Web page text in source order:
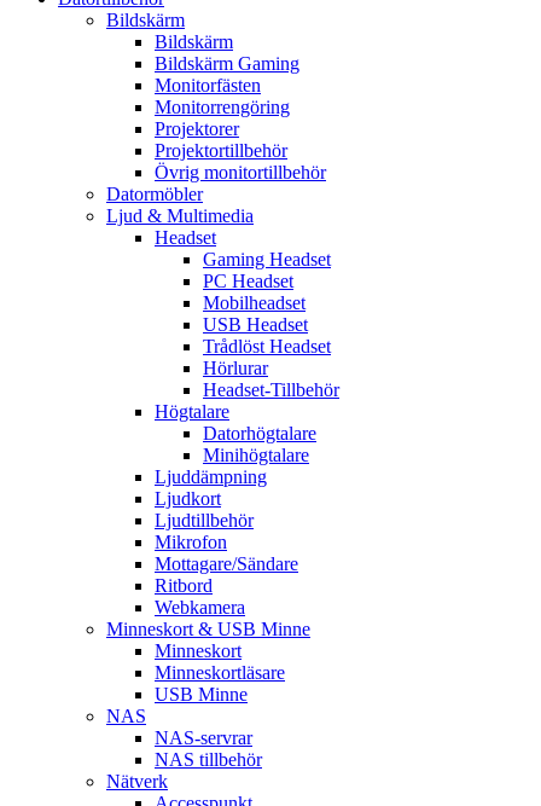
Bildskärm
Bildskärm
Bildskärm Gaming
Monitorfästen
Monitorrengöring
Projektorer
Projektortillbehör
Övrig monitortillbehör
Datormöbler
Ljud & Multimedia
Headset
Gaming Headset
PC Headset
Mobilheadset
USB Headset
Trådlöst Headset
Hörlurar
Headset-Tillbehör
Högtalare
Datorhögtalare
Minihögtalare
Ljuddämpning
Ljudkort
Ljudtillbehör
Mikrofon
Mottagare/Sändare
Ritbord
Webkamera
Minneskort & USB Minne
Minneskort
Minneskortläsare
USB Minne
NAS
NAS-servrar
NAS tillbehör
Nätverk